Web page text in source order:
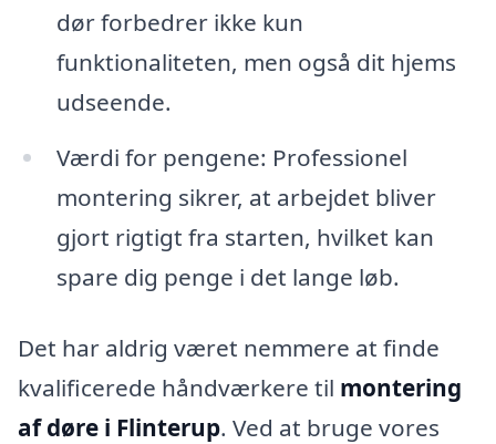
dør forbedrer ikke kun
funktionaliteten, men også dit hjems
udseende.
Værdi for pengene: Professionel
montering sikrer, at arbejdet bliver
gjort rigtigt fra starten, hvilket kan
spare dig penge i det lange løb.
Det har aldrig været nemmere at finde
kvalificerede håndværkere til montering
af døre i Flinterup. Ved at bruge vores